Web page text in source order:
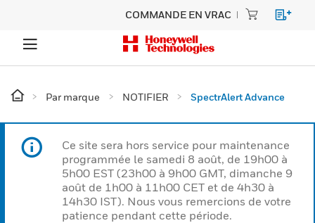
COMMANDE EN VRAC
Par marque NOTIFIER SpectrAlert Advance
Ce site sera hors service pour maintenance
programmée le samedi 8 août, de 19h00 à
5h00 EST (23h00 à 9h00 GMT, dimanche 9
août de 1h00 à 11h00 CET et de 4h30 à
14h30 IST). Nous vous remercions de votre
patience pendant cette période.